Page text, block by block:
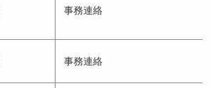
事務連絡
事務連絡